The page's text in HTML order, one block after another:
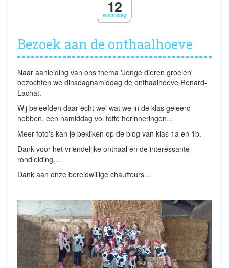
woensdag
12
Bezoek aan de onthaalhoeve
Naar aanleiding van ons thema 'Jonge dieren groeien'
bezochten we dinsdagnamiddag de onthaalhoeve Renard-
Lachat.
Wij beleefden daar echt wel wat we in de klas geleerd
hebben, een namiddag vol toffe herinneringen...
Meer foto's kan je bekijken op de blog van klas 1a en 1b.
Dank voor het vriendelijke onthaal en de interessante
rondleiding....
Dank aan onze bereidwillige chauffeurs...